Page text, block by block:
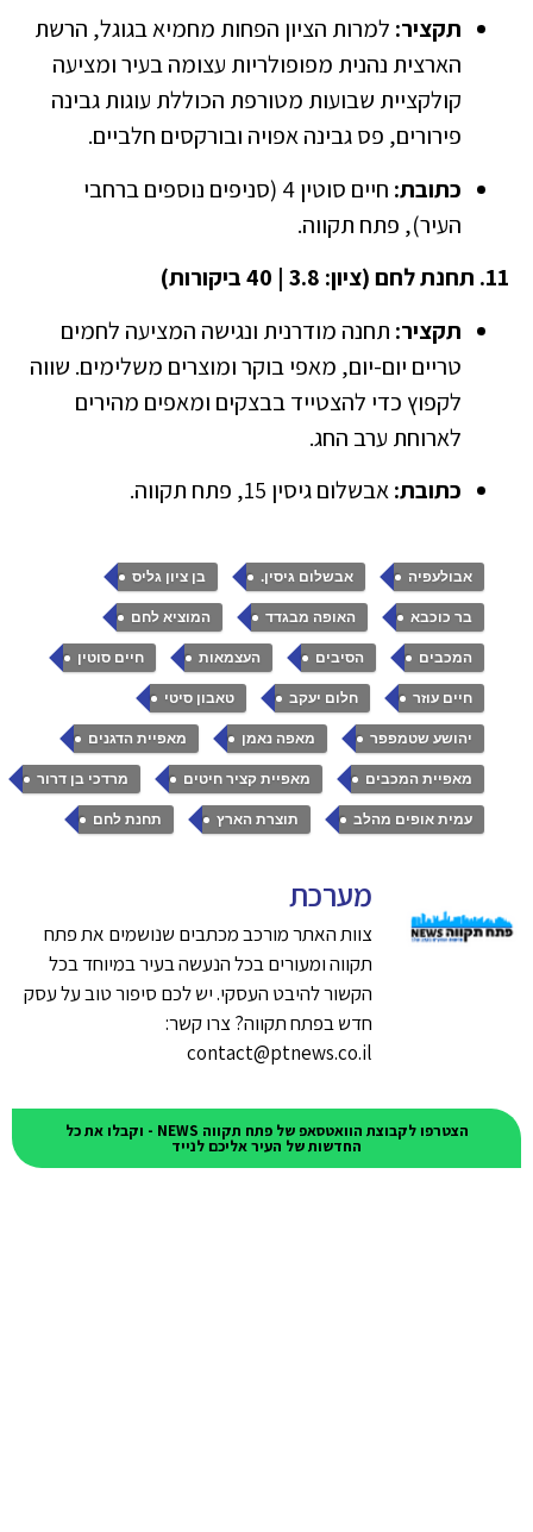
תקציר: למרות הציון הפחות מחמיא בגוגל, הרשת
הארצית נהנית מפופולריות עצומה בעיר ומציעה
קולקציית שבועות מטורפת הכוללת עוגות גבינה
פירורים, פס גבינה אפויה ובורקסים חלביים.
כתובת:
חיים סוטין 4 (סניפים נוספים ברחבי
העיר), פתח תקווה.
11. תחנת לחם (ציון: 3.8 | 40 ביקורות)
תקציר: תחנה מודרנית ונגישה המציעה לחמים
טריים יום-יום, מאפי בוקר ומוצרים משלימים. שווה
לקפוץ כדי להצטייד בבצקים ומאפים מהירים
לארוחת ערב החג.
כתובת:אבשלום גיסין 15, פתח תקווה.
אבולעפיה , אבשלום גיסין. , בן ציון גליס ,
בר כוכבא , האופה מבגדד , המוציא לחם ,
המכבים , הסיבים , העצמאות , חיים סוטין ,
חיים עוזר , חלום יעקב , טאבון סיטי ,
יהושע שטמפפר , מאפה נאמן , מאפיית הדגנים ,
מאפיית המכבים , מאפיית קציר חיטים , מרדכי בן דרור ,
עמית אופים מהלב , תוצרת הארץ , תחנת לחם
מערכת
צוות האתר מורכב מכתבים שנושמים את פתח
תקווה ומעורים בכל הנעשה בעיר במיוחד בכל
הקשור להיבט העסקי. יש לכם סיפור טוב על עסק
חדש בפתח תקווה? צרו קשר:
contact@ptnews.co.il
הצטרפו לקבוצת הוואטסאפ של פתח תקווה NEWS - וקבלו את כל
החדשות של העיר אליכם לנייד